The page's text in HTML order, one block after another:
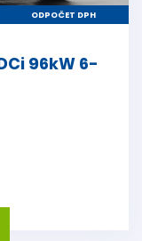
ODPOČET DPH
96kW 6-